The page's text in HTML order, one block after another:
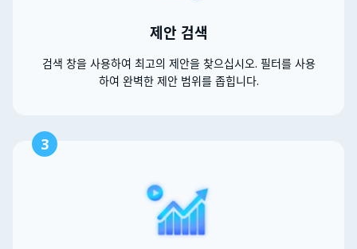
제안 검색
검색 창을 사용하여 최고의 제안을 찾으십시오. 필터를 사용
하여 완벽한 제안 범위를 좁힙니다.
3